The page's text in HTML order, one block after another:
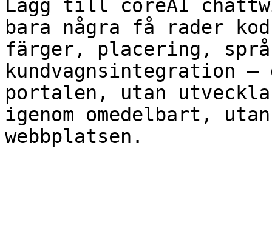
Lägg till coreAI
bara några få rader
färger, placering,
kundvagnsintegration
portalen, utan
igenom omedelbart,
webbplatsen.